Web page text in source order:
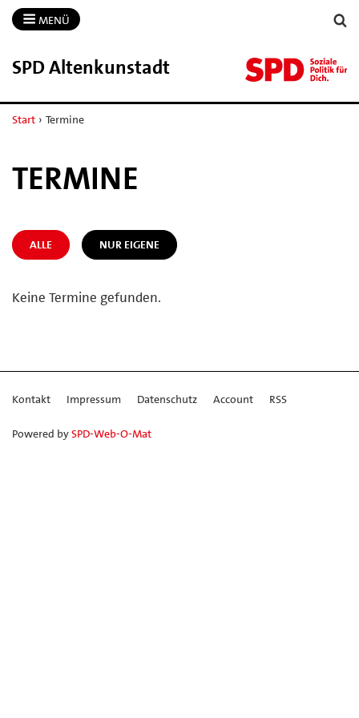
MENÜ
SPD Altenkunstadt
Start › Termine
TERMINE
ALLE NUR EIGENE
Keine Termine gefunden.
Kontakt Impressum Datenschutz Account RSS
Powered bySPD-Web-O-Mat